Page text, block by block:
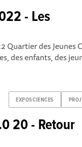
- Les
Quartier des Jeunes
des enfants, des
EXPOSCIENCES
20 - Retour